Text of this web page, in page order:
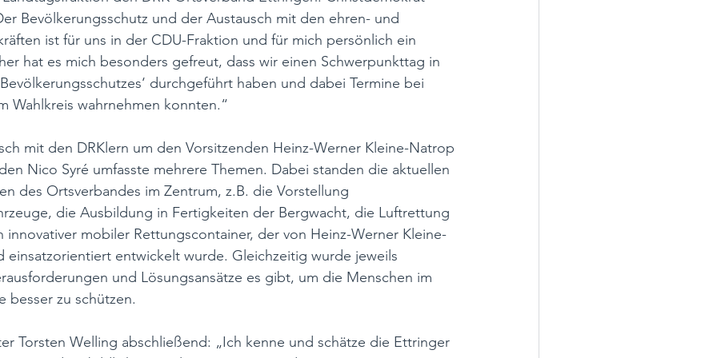
Bevölkerungsschutz und der Austausch mit den ehren- und
ist für uns in der CDU-Fraktion und für mich persönlich ein
hat es mich besonders gefreut, dass wir einen Schwerpunkttag in
durchgeführt haben und dabei Termine bei
Wahlkreis wahrnehmen konnten.“
mit den DRKlern um den Vorsitzenden Heinz-Werner Kleine-Natrop
Nico Syré umfasste mehrere Themen. Dabei standen die aktuellen
des Ortsverbandes im Zentrum, z.B. die Vorstellung
die Ausbildung in Fertigkeiten der Bergwacht, die Luftrettung
innovativer mobiler Rettungscontainer, der von Heinz-Werner Kleine-
entwickelt wurde. Gleichzeitig wurde jeweils
und Lösungsansätze es gibt, um die Menschen im
besser zu schützen.
Torsten Welling abschließend: „Ich kenne und schätze die Ettringer